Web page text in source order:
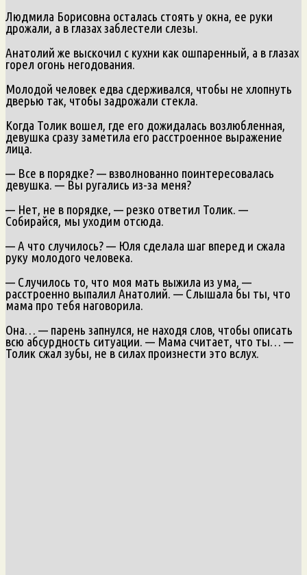
Людмила Борисовна осталась стоять у окна, ее руки
дрожали, а в глазах заблестели слезы.
Анатолий же выскочил с кухни как ошпаренный, а в глазах
горел огонь негодования.
Молодой человек едва сдерживался, чтобы не хлопнуть
дверью так, чтобы задрожали стекла.
Когда Толик вошел, где его дожидалась возлюбленная,
девушка сразу заметила его расстроенное выражение
лица.
— Все в порядке? — взволнованно поинтересовалась
девушка. — Вы ругались из-за меня?
— Нет, не в порядке, — резко ответил Толик. —
Собирайся, мы уходим отсюда.
— А что случилось? — Юля сделала шаг вперед и сжала
руку молодого человека.
— Случилось то, что моя мать выжила из ума, —
расстроенно выпалил Анатолий. — Слышала бы ты, что
мама про тебя наговорила.
Она… — парень запнулся, не находя слов, чтобы описать
всю абсурдность ситуации. — Мама считает, что ты… —
Толик сжал зубы, не в силах произнести это вслух.